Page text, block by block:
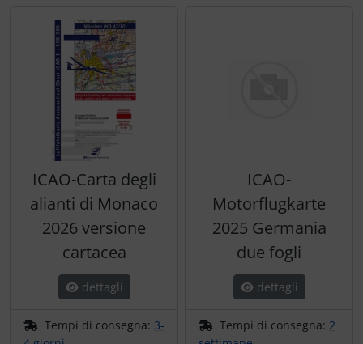
ICAO-Carta degli
alianti di Monaco
2026 versione
cartacea
dettagli
Tempi di consegna: 3-
ICAO-
Motorflugkarte
2025 Germania
due fogli
dettagli
Tempi di consegna: 2